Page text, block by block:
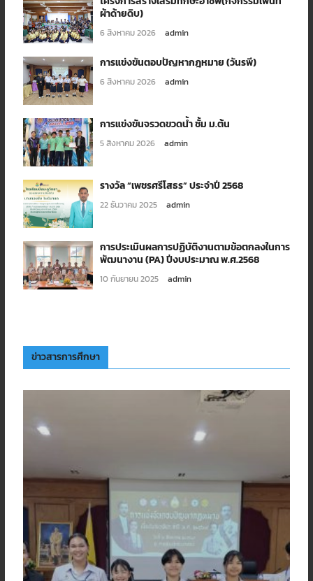
ผ้าด้ายดิบ)
6 สิงหาคม 2026 admin
การแข่งขันตอบปัญหากฎหมาย (วันรพี)
6 สิงหาคม 2026 admin
การแข่งขันจรวดขวดน้ำ ชั้ม ม.ต้น
5 สิงหาคม 2026 admin
รางวัล “เพชรศรีโสธร” ประจำปี 2568
22 ธันวาคม 2025 admin
การประเมินผลการปฏิบัติงานตามข้อตกลงในการ
พัฒนางาน (PA) ปีงบประมาณ พ.ศ.2568
10 กันยายน 2025 admin
ข่าวสารการศึกษา